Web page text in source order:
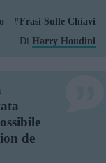
Frasi Sulle Chiavi
Di Harry Houdini
de